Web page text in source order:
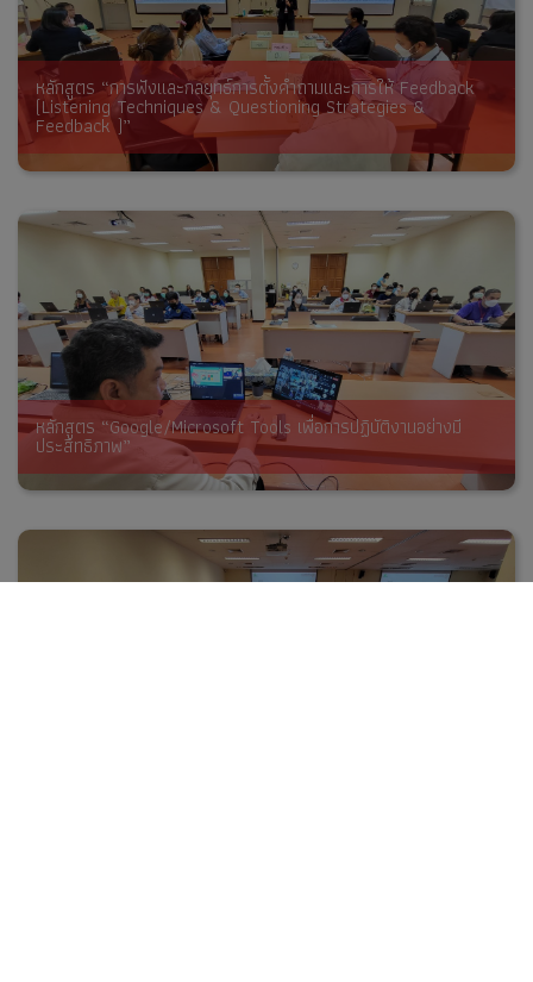
หลักสูตร “การฟังและกลยุทธ์การตั้งคำถามและการให้ Feedback
(Listening Techniques & Questioning Strategies &
Feedback )”
หลักสูตร “Google/Microsoft Tools เพื่อการปฏิบัติงานอย่างมี
ประสิทธิภาพ”